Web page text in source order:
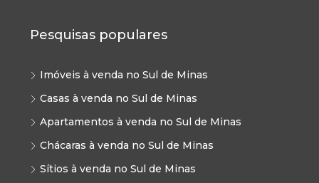
Pesquisas populares
Imóveis à venda no Sul de Minas
Casas à venda no Sul de Minas
Apartamentos à venda no Sul de Minas
Chácaras à venda no Sul de Minas
Sítios à venda no Sul de Minas